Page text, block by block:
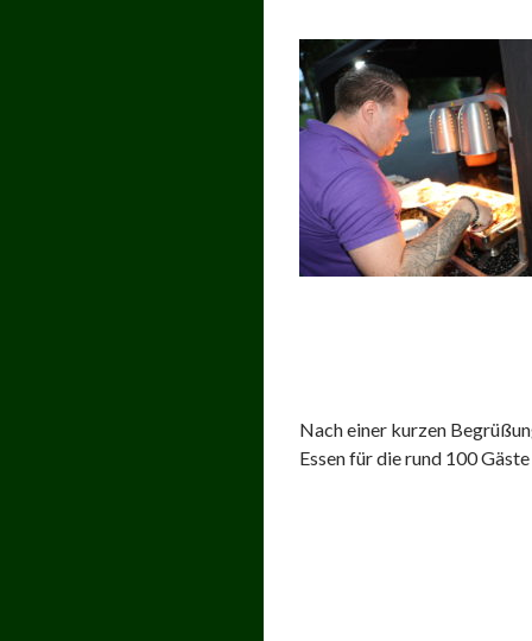
Nach einer kurzen
Essen für die rund 100